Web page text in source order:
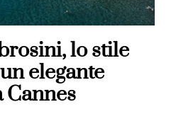
lo stile
elegante